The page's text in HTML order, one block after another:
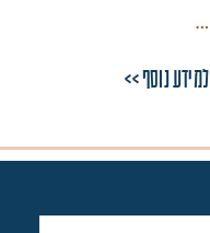
…
למידע נוסף >>